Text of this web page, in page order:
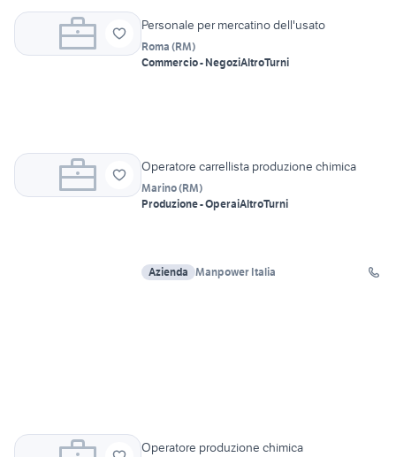
Personale per mercatino dell'usato
Roma (RM)
Commercio - NegoziAltroTurni
Operatore carrellista produzione chimica
Marino(RM)
Produzione - OperaiAltroTurni
Azienda Manpower Italia
Operatore produzione chimica